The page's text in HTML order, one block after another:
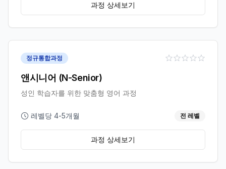
과정 상세보기
정규통합과정
앤시니어 (N-Senior)
성인 학습자를 위한 맞춤형 영어 과정
레벨당 4-5개월 전 레벨
과정 상세보기